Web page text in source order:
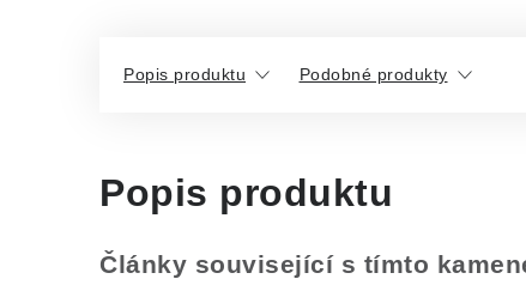
Popis produktu Podobné produkty
Popis produktu
Články související s tímto